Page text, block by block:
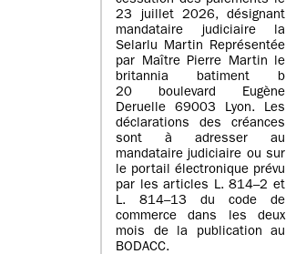
23 juillet 2026, désignant
mandataire judiciaire la
Selarlu Martin Représentée
par Maître Pierre Martin le
britannia batiment b
20 boulevard Eugène
Deruelle 69003 Lyon. Les
déclarations des créances
sont à adresser au
mandataire judiciaire ou sur
le portail électronique prévu
par les articles L. 814–2 et
L. 814–13 du code de
commerce dans les deux
mois de la publication au
BODACC.